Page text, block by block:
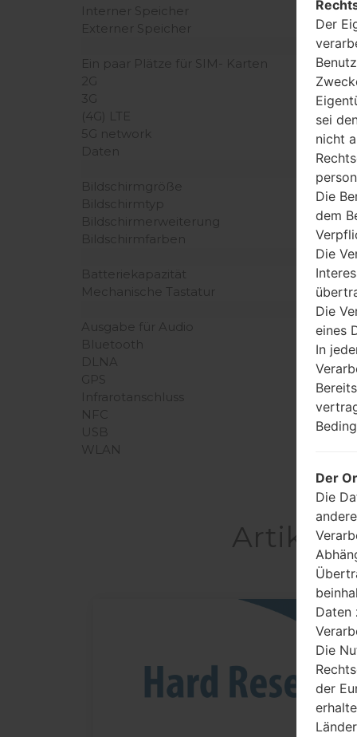
Interner Speicher
Externer Speicher
Ein paar Plätze für SIM- Karten
2G
3G
(4G) LTE
5G network
Daten
Bildschirmgröße
Bildschirmtyp
Bildschirmerweiterung
Bildschirmfarben
Batteriekapazität
Mechanische Tastatur
Ausgabe für Audio
Bluetooth
DLNA
GPS
Infrarotanschluss
NFC
USB
WLAN
Artikel
05
MAI
Der
sei
nicht
Die
dem
Die
Die
eines
In
Der
Die
Daten
Die
der